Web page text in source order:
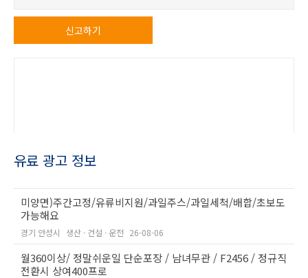
신고하기
유료 광고 정보
미양면)주간고정/유류비지원/과일주스/과일세척/배합/초보도
가능해요
경기 안성시 생산 · 건설 · 운전 26-08-06
월360이상/ 정말쉬운일 단순포장 / 남녀무관 / F2456 / 정규직
전환시 상여400프로